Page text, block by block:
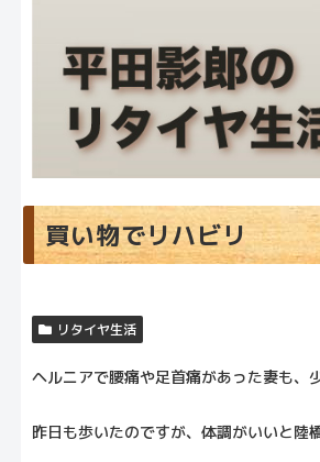
買い物でリハビリ
リタイヤ生活
ヘルニアで腰痛や足首痛があった妻も、
昨日も歩いたのですが、体調がいいと陸